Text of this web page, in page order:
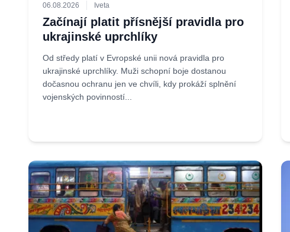
06.08.2026 Iveta
Začínají platit přísnější pravidla pro
ukrajinské uprchlíky
Od středy platí v Evropské unii nová pravidla pro
ukrajinské uprchlíky. Muži schopní boje dostanou
dočasnou ochranu jen ve chvíli, kdy prokáží splnění
vojenských povinností...